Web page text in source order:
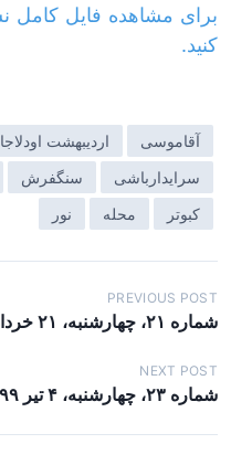
کنید.
آقاموسی اردیبهشت
سرایدارباشی
سنگفرش
کبوتر
محله نور
ر
ا
ه
ب
ر
PREVIOUS POST
شماره ۲۱، چهارشنبه، ۲۱ خرداد ۱۳۹۹ خورشیدی
NEXT POST
شماره ۲۳، چهارشنبه، ۴ تیر ۱۳۹۹ خورشیدی